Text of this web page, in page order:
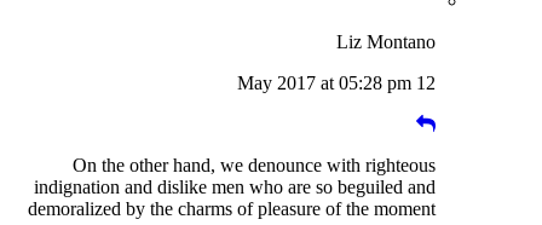
Liz Montano
12 May 2017 at 05:28 pm
On the other hand, we denounce with righteous
indignation and dislike men who are so beguiled and
demoralized by the charms of pleasure of the moment